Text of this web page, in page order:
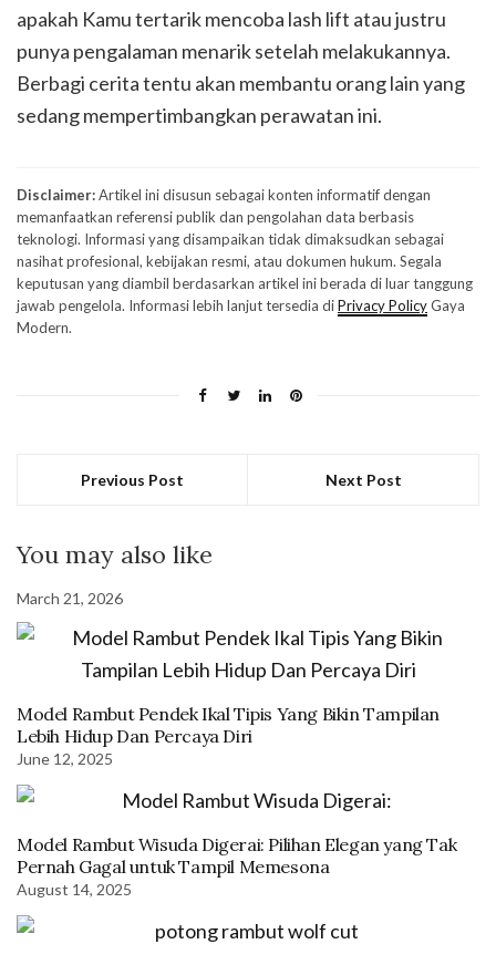
apakah Kamu tertarik mencoba lash lift atau justru
punya pengalaman menarik setelah melakukannya.
Berbagi cerita tentu akan membantu orang lain yang
sedang mempertimbangkan perawatan ini.
Disclaimer:Artikel ini disusun sebagai konten informatif dengan
memanfaatkan referensi publik dan pengolahan data berbasis
teknologi. Informasi yang disampaikan tidak dimaksudkan sebagai
nasihat profesional, kebijakan resmi, atau dokumen hukum. Segala
keputusan yang diambil berdasarkan artikel ini berada di luar tanggung
jawab pengelola. Informasi lebih lanjut tersedia diPrivacy PolicyGaya
Modern.
Previous Post Next Post
You may also like
March 21, 2026
Model Rambut Pendek Ikal Tipis Yang Bikin Tampilan
Lebih Hidup Dan Percaya Diri
June 12, 2025
Model Rambut Wisuda Digerai: Pilihan Elegan yang Tak
Pernah Gagal untuk Tampil Memesona
August 14, 2025